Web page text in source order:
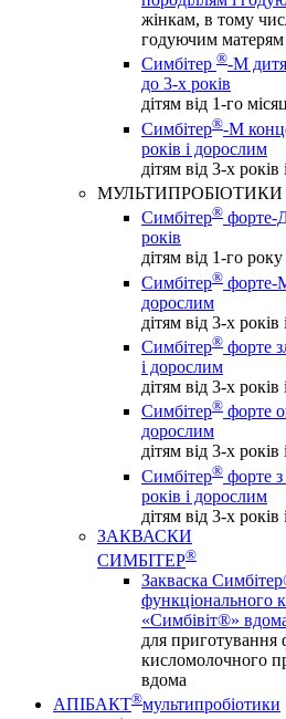
жінкам, в тому
годуючим матерям
Симбітер ®-М
до 3-х років
дітям від 1-го
Симбітер®-М
років і дорослим
дітям від 3-х
МУЛЬТИПРОБІОТИКИ
Симбітер® форте-
років
дітям від 1-го
Симбітер® форте-
дорослим
дітям від 3-х
Симбітер® форте
і дорослим
дітям від 3-х
Симбітер® форте
дорослим
дітям від 3-х
Симбітер® форте
років і дорослим
дітям від 3-х
ЗАКВАСКИ
СИМБІТЕР®
Закваска
функціонального
«Симбівіт®»
для приготування
кисломолочного
вдома
АПІБАКТ®мультипробіотики